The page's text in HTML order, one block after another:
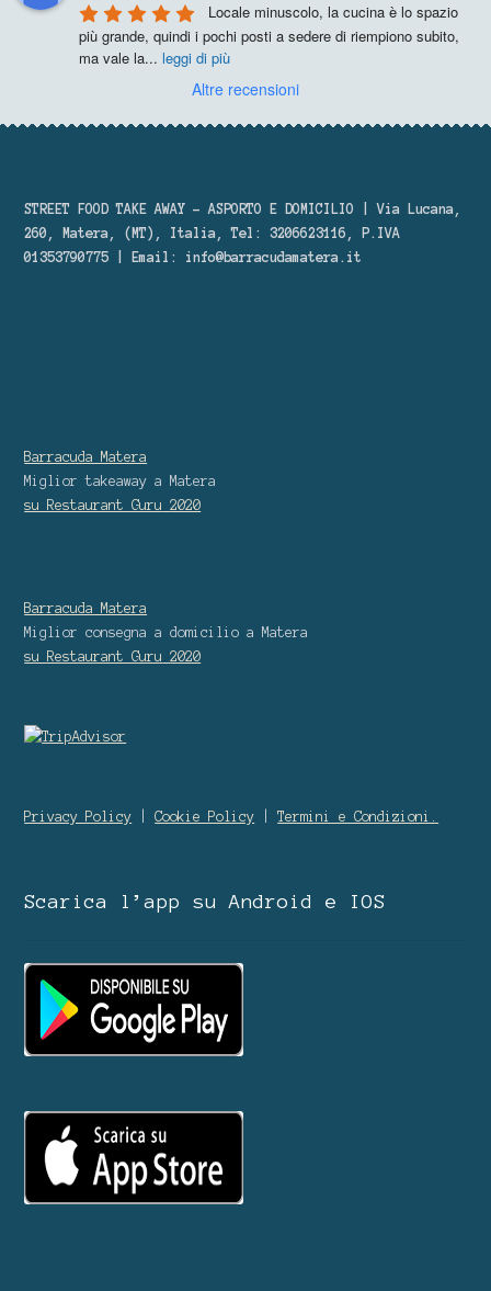
Locale minuscolo, la cucina è lo spazio
più grande, quindi i pochi posti a sedere di riempiono subito,
ma vale la... leggi di più
Altre recensioni
STREET FOOD TAKE AWAY – ASPORTO E DOMICILIO | Via Lucana,
260, Matera, (MT), Italia, Tel: 3206623116, P.IVA
01353790775 | Email: info@barracudamatera.it
Barracuda Matera
Miglior takeaway a Matera
su Restaurant Guru
2020
Barracuda Matera
Miglior consegna a domicilio a Matera
su Restaurant Guru
2020
Privacy Policy |Cookie Policy |Termini e Condizioni.
Scarica l’app su Android e IOS